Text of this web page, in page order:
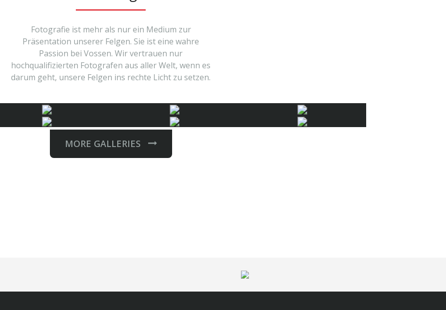
Fotografie ist mehr als nur ein Medium zur
Präsentation unserer Felgen. Sie ist eine wahre
Passion bei Vossen. Wir vertrauen nur
hochqualifizierten Fotografen aus aller Welt, wenn es
darum geht, unsere Felgen ins rechte Licht zu setzen.
MORE GALLERIES